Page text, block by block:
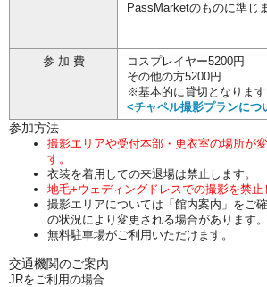
PassMarketのものに準じ
参 加 費
コスプレイヤー5200円
その他の方5200円
※基本的に貸切となります
<チャペル撮影プランにつ
参加方法
撮影エリアや受付本部・更衣室の場所が
す。
衣装を着用しての来退場は禁止します。
地毛+ウェディングドレスでの撮影を禁止
撮影エリアについては「館内案内」をご
の状況により変更される場合があります。
無料駐車場がご利用いただけます。
交通機関のご案内
JRをご利用の場合